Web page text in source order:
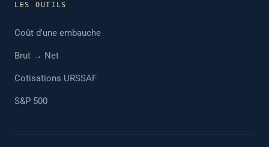
LES OUTILS
Coût d'une embauche
Brut → Net
Cotisations URSSAF
S&P 500